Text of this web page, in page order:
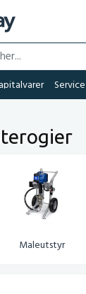
Service
Maleutstyr